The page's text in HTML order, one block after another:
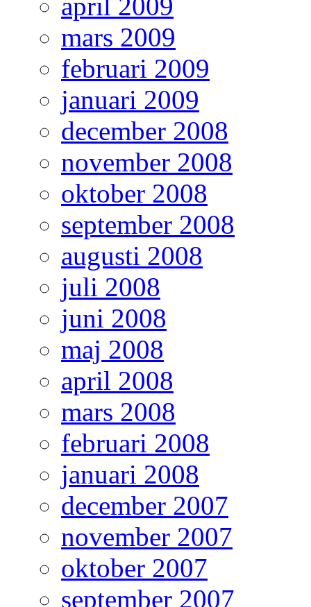
mars 2009
februari 2009
januari 2009
december 2008
november 2008
oktober 2008
september 2008
augusti 2008
juli 2008
juni 2008
maj 2008
april 2008
mars 2008
februari 2008
januari 2008
december 2007
november 2007
oktober 2007
september 2007